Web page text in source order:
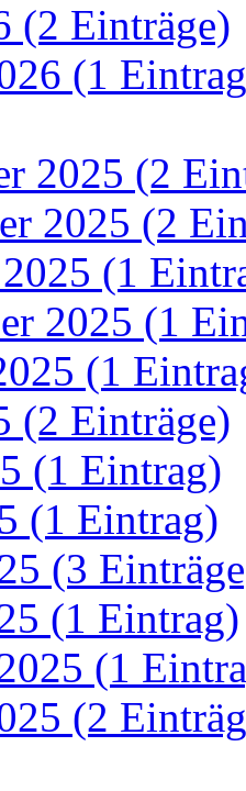
(2 Einträge)
(1
2025 (2
2025 (2
(1
2025 (1
(1
(2 Einträge)
(1 Eintrag)
(1 Eintrag)
(3
(1 Eintrag)
(1
(2